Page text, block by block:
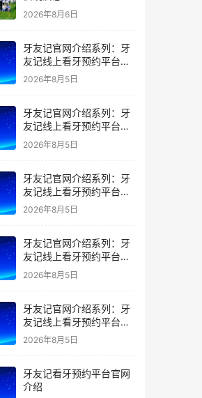
2026年8月6日
牙友记官网介绍系列：牙
友记线上看牙预约平台是
干什么的？靠谱吗？
2026年8月5日
牙友记官网介绍系列：牙
友记线上看牙预约平台让
看牙不再靠运气
2026年8月5日
牙友记官网介绍系列：牙
友记线上看牙预约平台打
破口腔行业专业壁垒新手
2026年8月5日
牙友记官网介绍系列：牙
友记线上看牙预约平台落
地同城就诊经验打破未知
2026年8月5日
牙友记官网介绍系列：牙
友记线上看牙预约平台的
优势在哪里？
2026年8月5日
牙友记看牙预约平台官网
介绍